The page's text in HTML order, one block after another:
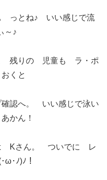
っとね♪ いい感じで流
～♪
残りの 児童も ラ・ポ
くと
認へ。 いい感じで泳い
かん！
Kさん。 ついでに レ
･ﾉ)ﾉ！